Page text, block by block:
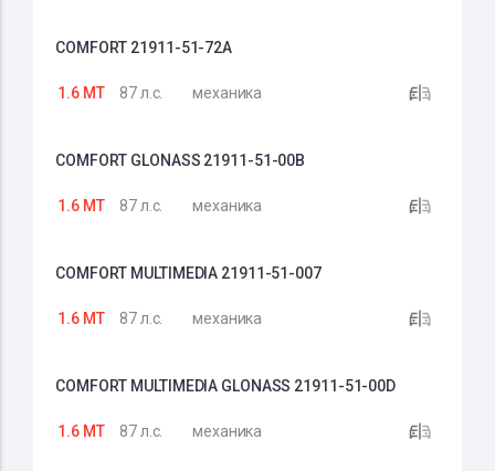
COMFORT 21911-51-72A
1.6 MT 87 л.с. механика
COMFORT GLONASS 21911-51-00B
1.6 MT 87 л.с. механика
COMFORT MULTIMEDIA 21911-51-007
1.6 MT 87 л.с. механика
COMFORT MULTIMEDIA GLONASS 21911-51-00D
1.6 MT 87 л.с. механика